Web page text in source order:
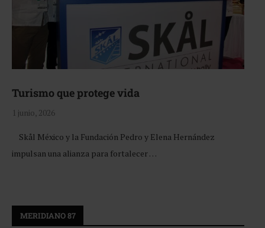
Turismo que protege vida
1 junio, 2026
Skål México y la Fundación Pedro y Elena Hernández
impulsan una alianza para fortalecer …
MERIDIANO 87